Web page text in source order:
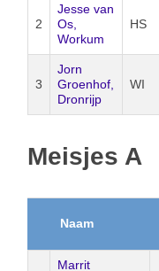
2
Jesse van
Os,
Workum
HS
3
Jorn
Groenhof,
Dronrijp
WI
Meisjes A
Naam
Marrit